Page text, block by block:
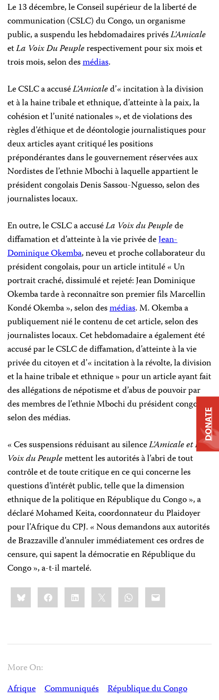
Le 13 décembre, le Conseil supérieur de la liberté de
communication (CSLC) du Congo, un organisme
public, a suspendu les hebdomadaires privésL’Amicale
etLa Voix Du Peuplerespectivement pour six mois et
trois mois, selon desmédias.
Le CSLC a accuséL’Amicaled’« incitation à la division
et à la haine tribale et ethnique, d’atteinte à la paix, la
cohésion et l’unité nationales », et de violations des
règles d’éthique et de déontologie journalistiques pour
deux articles ayant critiqué les positions
prépondérantes dans le gouvernement réservées aux
Nordistes de l’ethnie Mbochi à laquelle appartient le
président congolais Denis Sassou-Nguesso, selon des
journalistes locaux.
En outre, le CSLC a accuséLa Voix du Peuplede
diffamation et d’atteinte à la vie privée deJean-
Dominique Okemba, neveu et proche collaborateur du
président congolais, pour un article intitulé « Un
portrait craché, dissimulé et rejeté: Jean Dominique
Okemba tarde à reconnaître son premier fils Marcellin
Kondé Okemba », selon desmédias. M. Okemba a
publiquement nié le contenu de cet article, selon des
journalistes locaux. Cet hebdomadaire a également été
accusé par le CSLC de diffamation, d’atteinte à la vie
privée du citoyen et d’« incitation à la révolte, la division
et la haine tribale et ethnique » pour un article ayant fait
des allégations de népotisme et d’abus de pouvoir par
des membres de l’ethnie Mbochi du président congolais,
selon des médias.
« Ces suspensions réduisant au silenceL’Amicale et La
Voix du Peuplemettent les autorités à l’abri de tout
contrôle et de toute critique en ce qui concerne les
questions d’intérêt public, telle que la dimension
ethnique de la politique en République du Congo », a
déclaré Mohamed Keita, coordonnateur du Plaidoyer
pour l’Afrique du CPJ. « Nous demandons aux autorités
de Brazzaville d’annuler immédiatement ces ordres de
censure, qui sapent la démocratie en République du
Congo », a-t-il martelé.
Share
this:BlueskyFacebookLinkedIn WhatsApp
Email
More On:
Afrique
Communiqués
République du Congo
DONATE